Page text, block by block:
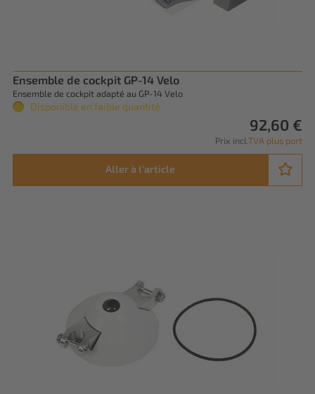
Ensemble de cockpit GP-14 Velo
Ensemble de cockpit adapté au GP-14 Velo
Disponible en faible quantité.
92,60 €
Prix incl. TVA plus port
Aller à l'article